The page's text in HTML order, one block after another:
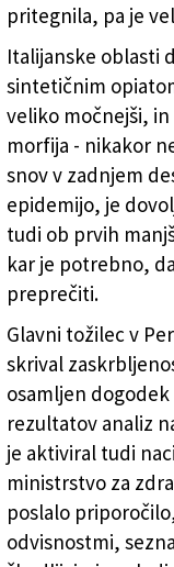
pritegnila, pa je
Italijanske oblasti
sintetičnim
veliko močnejši,
morfija - nikakor
snov v zadnjem
epidemijo, je
tudi ob prvih
kar je potrebno,
preprečiti.
Glavni tožilec v
skrival
osamljen dogodek
rezultatov analiz
je aktiviral tudi
ministrstvo za
poslalo
odvisnostmi,